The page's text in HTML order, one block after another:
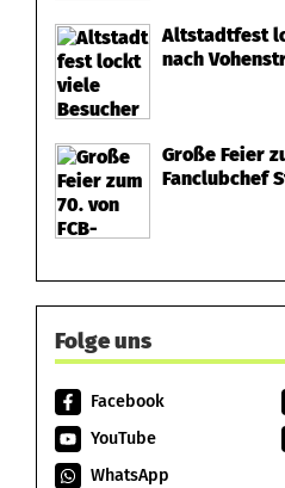
Altstadtfest
nach
Große Feier
Fanclubchef
Folge uns
Facebook
YouTube
WhatsApp